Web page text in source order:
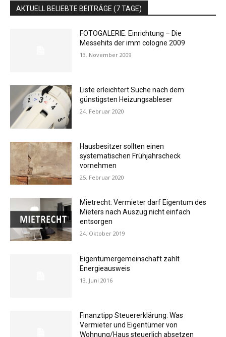
AKTUELL BELIEBTE BEITRÄGE (7 TAGE)
FOTOGALERIE: Einrichtung – Die
Messehits der imm cologne 2009
13. November 2009
Liste erleichtert Suche nach dem
günstigsten Heizungsableser
24. Februar 2020
Hausbesitzer sollten einen
systematischen Frühjahrscheck
vornehmen
25. Februar 2020
Mietrecht: Vermieter darf Eigentum des
Mieters nach Auszug nicht einfach
entsorgen
24. Oktober 2019
Eigentümergemeinschaft zahlt
Energieausweis
13. Juni 2016
Finanztipp Steuererklärung: Was
Vermieter und Eigentümer von
Wohnung/Haus steuerlich absetzen